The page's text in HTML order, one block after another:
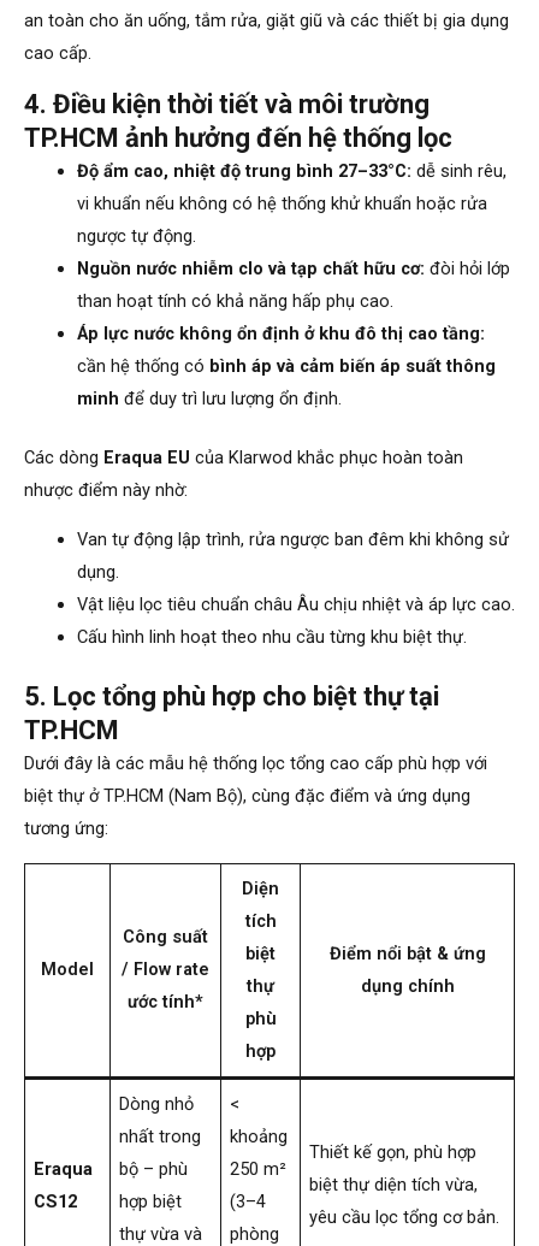
an toàn cho ăn uống, tắm rửa, giặt giũ và các thiết bị gia dụng
cao cấp.
4. Điều kiện thời tiết và môi trường
TP.HCM ảnh hưởng đến hệ thống lọc
Độ ẩm cao, nhiệt độ trung bình 27–33°C: dễ sinh rêu,
vi khuẩn nếu không có hệ thống khử khuẩn hoặc rửa
ngược tự động.
Nguồn nước nhiễm clo và tạp chất hữu cơ: đòi hỏi lớp
than hoạt tính có khả năng hấp phụ cao.
Áp lực nước không ổn định ở khu đô thị cao tầng:
cần hệ thống có bình áp và cảm biến áp suất thông
minh để duy trì lưu lượng ổn định.
Các dòng Eraqua EU của Klarwod khắc phục hoàn toàn
nhược điểm này nhờ:
Van tự động lập trình, rửa ngược ban đêm khi không sử
dụng.
Vật liệu lọc tiêu chuẩn châu Âu chịu nhiệt và áp lực cao.
Cấu hình linh hoạt theo nhu cầu từng khu biệt thự.
5. Lọc tổng phù hợp cho biệt thự tại
TP.HCM
Dưới đây là các mẫu hệ thống lọc tổng cao cấp phù hợp với
biệt thự ở TP.HCM (Nam Bộ), cùng đặc điểm và ứng dụng
tương ứng:
Model
Công suất
/ Flow rate
ước tính*
Diện
tích
biệt
thự
phù
hợp
Điểm nổi bật & ứng
dụng chính
Eraqua
CS12
Dòng nhỏ
nhất trong
bộ – phù
hợp biệt
thự vừa và
<
khoảng
250 m²
(3–4
phòng
Thiết kế gọn, phù hợp
biệt thự diện tích vừa,
yêu cầu lọc tổng cơ bản.